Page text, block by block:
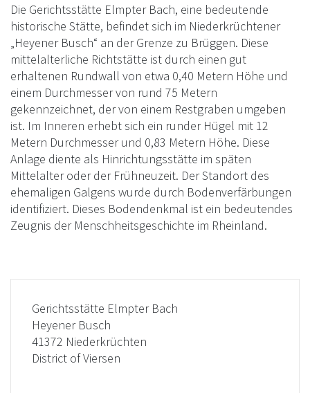
Die Gerichtsstätte Elmpter Bach, eine bedeutende
historische Stätte, befindet sich im Niederkrüchtener
„Heyener Busch“ an der Grenze zu Brüggen. Diese
mittelalterliche Richtstätte ist durch einen gut
erhaltenen Rundwall von etwa 0,40 Metern Höhe und
einem Durchmesser von rund 75 Metern
gekennzeichnet, der von einem Restgraben umgeben
ist. Im Inneren erhebt sich ein runder Hügel mit 12
Metern Durchmesser und 0,83 Metern Höhe. Diese
Anlage diente als Hinrichtungsstätte im späten
Mittelalter oder der Frühneuzeit. Der Standort des
ehemaligen Galgens wurde durch Bodenverfärbungen
identifiziert. Dieses Bodendenkmal ist ein bedeutendes
Zeugnis der Menschheitsgeschichte im Rheinland.
Gerichtsstätte Elmpter Bach
Heyener Busch
41372 Niederkrüchten
District of Viersen